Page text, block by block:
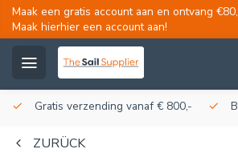
Maak een gratis account aan en ontvang
Maak hierhier een account aan!
Gratis verzending vanaf € 800,-
ZURÜCK